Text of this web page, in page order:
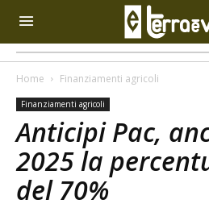
Home Finanziamenti agricoli
Finanziamenti agricoli
Anticipi Pac,
2025 la
del 70%